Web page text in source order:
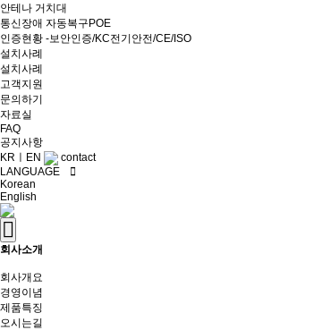
안테나 거치대
통신장애 자동복구POE
인증현황 -보안인증/KC전기안전/CE/ISO
설치사례
설치사례
고객지원
문의하기
자료실
FAQ
공지사항
KR
EN
contact
LANGUAGE
Korean
English
회사소개
회사개요
경영이념
제품특징
오시는길